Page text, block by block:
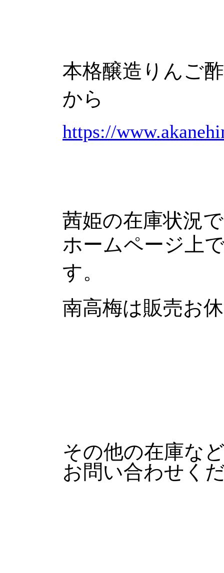
本格醸造りんご
から
https://
茜姫の在庫状況
ホームページ上
す。
南高梅は販売お
その他の在庫な
お問い合わせく